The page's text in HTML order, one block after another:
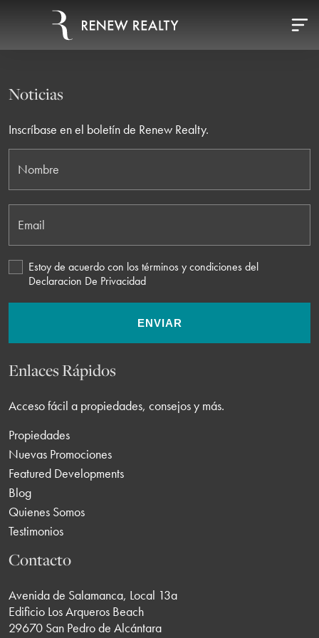
Noticias
Inscríbase en el boletín de Renew Realty.
Nombre
Email
Estoy de acuerdo con los términos y condiciones del
Declaracion De Privacidad
ENVIAR
Enlaces Rápidos
Acceso fácil a propiedades, consejos y más.
Propiedades
Nuevas Promociones
Featured Developments
Blog
Quienes Somos
Testimonios
Contacto
Avenida de Salamanca, Local 13a
Edificio Los Arqueros Beach
29670 San Pedro de Alcántara